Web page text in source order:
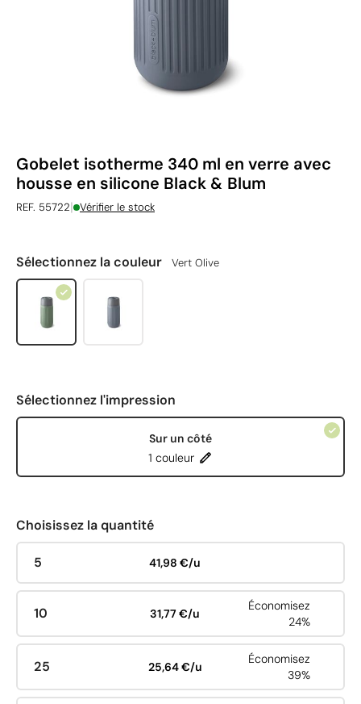
Gobelet isotherme 340 ml en verre avec
housse en silicone Black & Blum
REF. 55722| Vérifier le stock
Sélectionnez la couleur Vert Olive
Sélectionnez l'impression
Sur un côté
1 couleur
Choisissez la quantité
5 41,98 €/u
10 31,77 €/u
Économisez
24%
25 25,64 €/u
Économisez
39%